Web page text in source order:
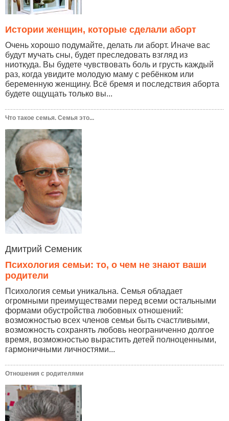
Истории женщин, которые сделали аборт
Очень хорошо подумайте, делать ли аборт. Иначе вас
будут мучать сны, будет преследовать взгляд из
ниоткуда. Вы будете чувствовать боль и грусть каждый
раз, когда увидите молодую маму с ребёнком или
беременную женщину. Всё бремя и последствия аборта
будете ощущать только вы...
Что такое семья. Семья это...
Дмитрий Семеник
Психология семьи: то, о чем не знают ваши
родители
Психология семьи уникальна. Семья обладает
огромными преимуществами перед всеми остальными
формами обустройства любовных отношений:
возможностью всех членов семьи быть счастливыми,
возможность сохранять любовь неограниченно долгое
время, возможностью вырастить детей полноценными,
гармоничными личностями...
Отношения с родителями